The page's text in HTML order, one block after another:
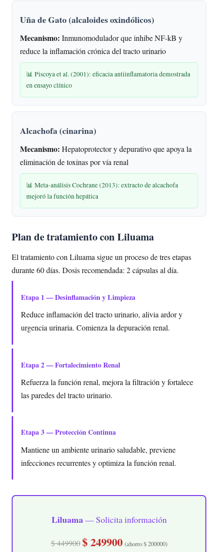
Uña de Gato (alcaloides oxindólicos)
Mecanismo: Inmunomodulador que inhibe NF-kB y
reduce la inflamación crónica del tracto urinario
📊 Piscoya et al. (2001): eficacia antiinflamatoria demostrada
en ensayo clínico
Alcachofa (cinarina)
Mecanismo: Hepatoprotector y depurativo que apoya la
eliminación de toxinas por vía renal
📊 Meta-análisis Cochrane (2013): extracto de alcachofa
mejoró la función hepática
Plan de tratamiento con Liluama
El tratamiento con Liluama sigue un proceso de tres etapas
durante 60 días. Dosis recomendada: 2 cápsulas al día.
Etapa 1 — Desinflamación y Limpieza
Reduce inflamación del tracto urinario, alivia ardor y
urgencia urinaria. Comienza la depuración renal.
Etapa 2 — Fortalecimiento Renal
Refuerza la función renal, mejora la filtración y fortalece
las paredes del tracto urinario.
Etapa 3 — Protección Continua
Mantiene un ambiente urinario saludable, previene
infecciones recurrentes y optimiza la función renal.
Liluama— Solicita información
$ 449900 $ 249900 (ahorro $ 200000)